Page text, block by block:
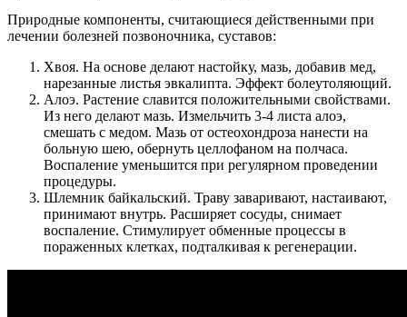
Природные компоненты, считающиеся действенными при
лечении болезней позвоночника, суставов:
Хвоя. На основе делают настойку, мазь, добавив мед,
нарезанные листья эвкалипта. Эффект болеутоляющий.
Алоэ. Растение славится положительными свойствами.
Из него делают мазь. Измельчить 3-4 листа алоэ,
смешать с медом. Мазь от остеохондроза нанести на
больную шею, обернуть целлофаном на полчаса.
Воспаление уменьшится при регулярном проведении
процедуры.
Шлемник байкальский. Траву заваривают, настаивают,
принимают внутрь. Расширяет сосуды, снимает
воспаление. Стимулирует обменные процессы в
пораженных клетках, подталкивая к регенерации.